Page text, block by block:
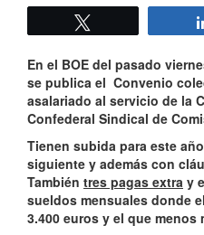
En el BOE del pasado
se publica el Convenio
asalariado al servicio de la
Confederal Sindical de
Tienen subida para este
siguiente y además con
También tres pagas extra y
sueldos mensuales donde
3.400 euros y el que menos